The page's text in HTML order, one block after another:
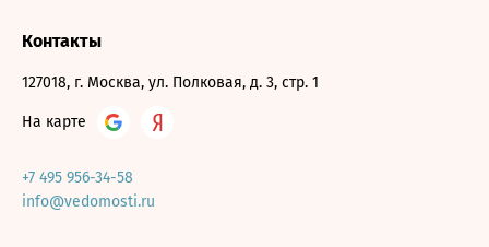
Контакты
127018, г. Москва, ул. Полковая, д. 3, стр. 1
На карте
+7 495 956-34-58
info@vedomosti.ru